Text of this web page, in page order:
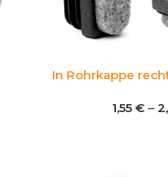
In Rohrkappe
1,55€ –